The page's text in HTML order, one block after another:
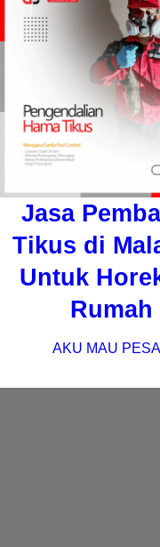
Jasa
Tikus di
Untuk
Rumah
AKU MAU